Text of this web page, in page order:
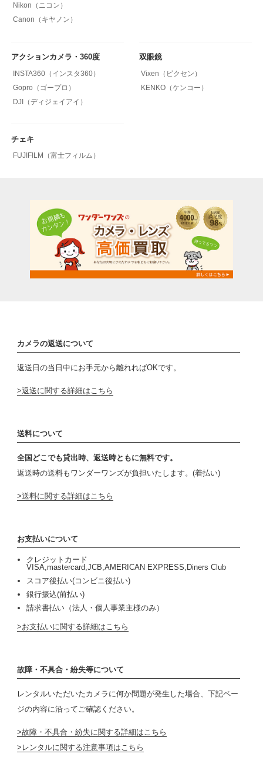
Nikon（ニコン）
Canon（キヤノン）
アクションカメラ・360度
INSTA360（インスタ360）
Gopro（ゴープロ）
DJI（ディジェイアイ）
双眼鏡
Vixen（ビクセン）
KENKO（ケンコー）
チェキ
FUJIFILM（富士フィルム）
カメラの返送について
返送日の当日中にお手元から離れればOKです。
返送に関する詳細はこちら
送料について
全国どこでも貸出時、返送時ともに無料です。
返送時の送料もワンダーワンズが負担いたします。(着払い)
送料に関する詳細はこちら
お支払いについて
クレジットカード
VISA,mastercard,JCB,AMERICAN EXPRESS,Diners Club
スコア後払い(コンビニ後払い)
銀行振込(前払い)
請求書払い（法人・個人事業主様のみ）
お支払いに関する詳細はこちら
故障・不具合・紛失等について
レンタルいただいたカメラに何か問題が発生した場合、下記ペー
ジの内容に沿ってご確認ください。
故障・不具合・紛失に関する詳細はこちら
レンタルに関する注意事項はこちら